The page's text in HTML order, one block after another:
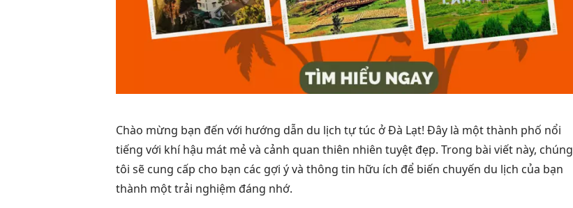
Chào mừng bạn đến với hướng dẫn du lịch tự túc ở Đà Lạt! Đây là một thành phố nổi
tiếng với khí hậu mát mẻ và cảnh quan thiên nhiên tuyệt đẹp. Trong bài viết này, chúng
tôi sẽ cung cấp cho bạn các gợi ý và thông tin hữu ích để biến chuyến du lịch của bạn
thành một trải nghiệm đáng nhớ.